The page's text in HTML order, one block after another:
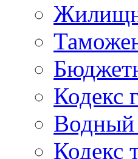
Кодекс
Водный
Кодекс